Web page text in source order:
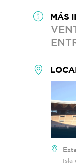
MÁS
Isla